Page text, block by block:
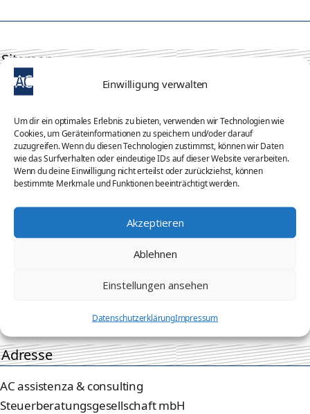
Einwilligung verwalten
Um dir ein optimales Erlebnis zu bieten, verwenden wir Technologien wie
Cookies, um Geräteinformationen zu speichern und/oder darauf
zuzugreifen. Wenn du diesen Technologien zustimmst, können wir Daten
wie das Surfverhalten oder eindeutige IDs auf dieser Website verarbeiten.
Wenn du deine Einwilligung nicht erteilst oder zurückziehst, können
bestimmte Merkmale und Funktionen beeinträchtigt werden.
Akzeptieren
Ablehnen
Einstellungen ansehen
DatenschutzerklärungImpressum
Sitemap
Datenschutzerklärung
Dienstleistungen
Haftungsausschluss
Honorargebühren
Impressum
Kontakt
Mandanten
Adresse
AC assistenza & consulting
Steuerberatungsgesellschaft mbH